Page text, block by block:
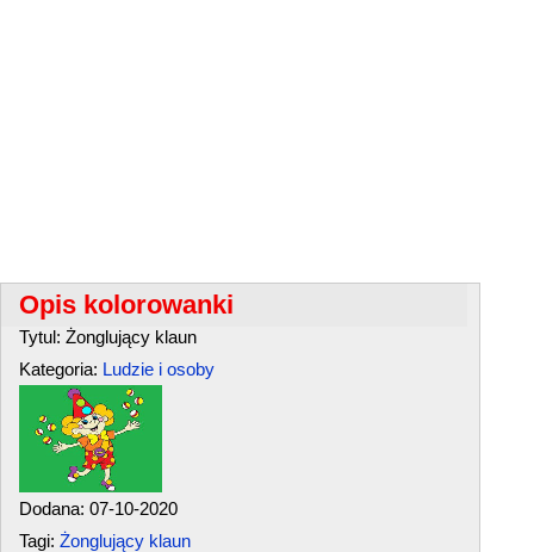
Opis kolorowanki
Tytul: Żonglujący klaun
Kategoria: Ludzie i osoby
Dodana: 07-10-2020
Tagi: Żonglujący klaun